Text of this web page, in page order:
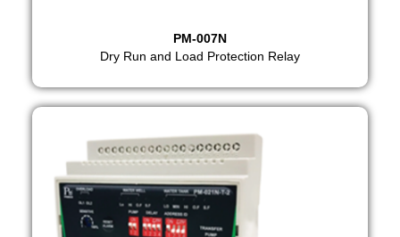
PM-007N
Dry Run and Load Protection Relay